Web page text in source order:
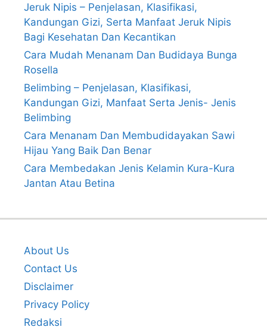
Jeruk Nipis – Penjelasan, Klasifikasi,
Kandungan Gizi, Serta Manfaat Jeruk Nipis
Bagi Kesehatan Dan Kecantikan
Cara Mudah Menanam Dan Budidaya Bunga
Rosella
Belimbing – Penjelasan, Klasifikasi,
Kandungan Gizi, Manfaat Serta Jenis- Jenis
Belimbing
Cara Menanam Dan Membudidayakan Sawi
Hijau Yang Baik Dan Benar
Cara Membedakan Jenis Kelamin Kura-Kura
Jantan Atau Betina
About Us
Contact Us
Disclaimer
Privacy Policy
Redaksi